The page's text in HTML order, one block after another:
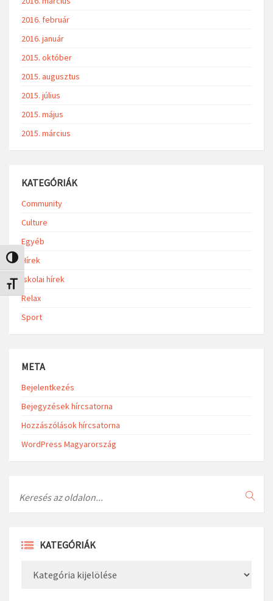
Nagy kontraszt váltása
Betűméret váltása
2016. február
2016. január
2015. október
2015. augusztus
2015. július
2015. május
2015. március
KATEGÓRIÁK
Community
Culture
Egyéb
Hírek
Iskolai hírek
Relax
Sport
META
Bejelentkezés
Bejegyzések hírcsatorna
Hozzászólások hírcsatorna
WordPress Magyarország
KATEGÓRIÁK